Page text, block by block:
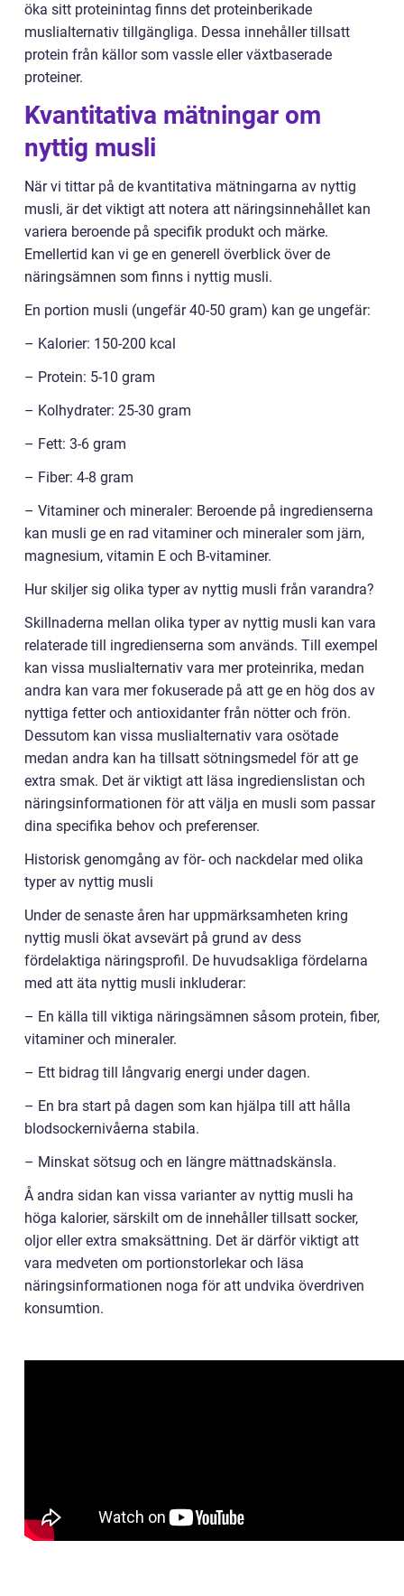
öka sitt proteinintag finns det proteinberikade
muslialternativ tillgängliga. Dessa innehåller tillsatt
protein från källor som vassle eller växtbaserade
proteiner.
Kvantitativa mätningar om
nyttig musli
När vi tittar på de kvantitativa mätningarna av nyttig
musli, är det viktigt att notera att näringsinnehållet kan
variera beroende på specifik produkt och märke.
Emellertid kan vi ge en generell överblick över de
näringsämnen som finns i nyttig musli.
En portion musli (ungefär 40-50 gram) kan ge ungefär:
– Kalorier: 150-200 kcal
– Protein: 5-10 gram
– Kolhydrater: 25-30 gram
– Fett: 3-6 gram
– Fiber: 4-8 gram
– Vitaminer och mineraler: Beroende på ingredienserna
kan musli ge en rad vitaminer och mineraler som järn,
magnesium, vitamin E och B-vitaminer.
Hur skiljer sig olika typer av nyttig musli från varandra?
Skillnaderna mellan olika typer av nyttig musli kan vara
relaterade till ingredienserna som används. Till exempel
kan vissa muslialternativ vara mer proteinrika, medan
andra kan vara mer fokuserade på att ge en hög dos av
nyttiga fetter och antioxidanter från nötter och frön.
Dessutom kan vissa muslialternativ vara osötade
medan andra kan ha tillsatt sötningsmedel för att ge
extra smak. Det är viktigt att läsa ingredienslistan och
näringsinformationen för att välja en musli som passar
dina specifika behov och preferenser.
Historisk genomgång av för- och nackdelar med olika
typer av nyttig musli
Under de senaste åren har uppmärksamheten kring
nyttig musli ökat avsevärt på grund av dess
fördelaktiga näringsprofil. De huvudsakliga fördelarna
med att äta nyttig musli inkluderar:
– En källa till viktiga näringsämnen såsom protein, fiber,
vitaminer och mineraler.
– Ett bidrag till långvarig energi under dagen.
– En bra start på dagen som kan hjälpa till att hålla
blodsockernivåerna stabila.
– Minskat sötsug och en längre mättnadskänsla.
Å andra sidan kan vissa varianter av nyttig musli ha
höga kalorier, särskilt om de innehåller tillsatt socker,
oljor eller extra smaksättning. Det är därför viktigt att
vara medveten om portionstorlekar och läsa
näringsinformationen noga för att undvika överdriven
konsumtion.